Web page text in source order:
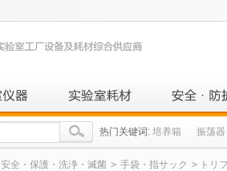
热门关键词: 培养箱 振荡器
安全・保護・洗浄・滅菌 > 手袋・指サック > トリ